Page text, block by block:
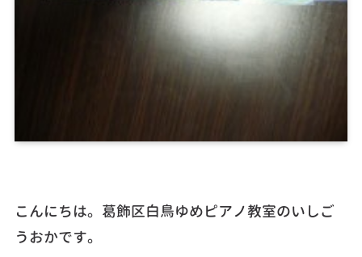
こんにちは。葛飾区白鳥ゆめピアノ教室のいしご
うおかです。